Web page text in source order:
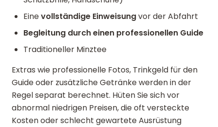
Einevollständige Einweisungvor der Abfahrt
Begleitung durch einen professionellen Guide
Traditioneller Minztee
Extras wie professionelle Fotos, Trinkgeld für den
Guide oder zusätzliche Getränke werden in der
Regel separat berechnet. Hüten Sie sich vor
abnormal niedrigen Preisen, die oft versteckte
Kosten oder schlecht gewartete Ausrüstung